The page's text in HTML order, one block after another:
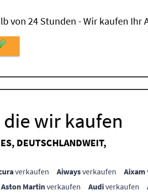
von 24 Stunden - Wir kaufen Ihr
wir kaufen
DEUTSCHLANDWEIT,
verkaufen Aiwaysverkaufen Aixam
Aston Martinverkaufen Audiverkaufen